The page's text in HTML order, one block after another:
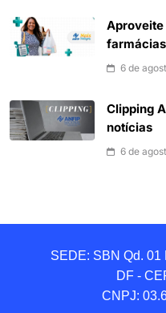
Aproveite
6 de
Clipping
notícias
6 de
SEDE: SBN Qd. 01
DF -
CNPJ: